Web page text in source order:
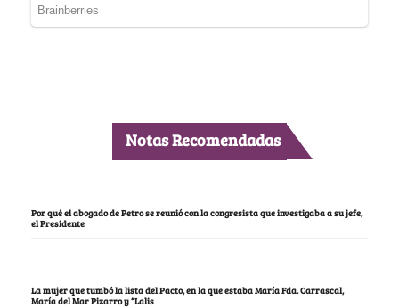
Notas Recomendadas
Por qué el abogado de Petro se reunió con la congresista que investigaba a su jefe,
el Presidente
La mujer que tumbó la lista del Pacto, en la que estaba María Fda. Carrascal,
María del Mar Pizarro y “Lalis